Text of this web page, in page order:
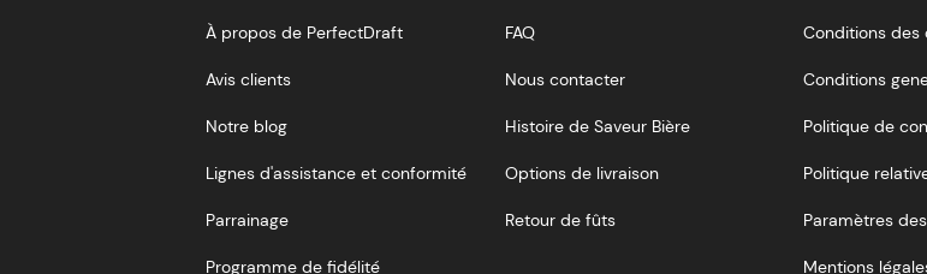
À propos de PerfectDraft
Avis clients
Notre blog
Lignes d'assistance et conformité
Parrainage
Programme de fidélité
FAQ
Nous contacter
Histoire de Saveur Bière
Options de livraison
Retour de fûts
Conditions des
Conditions
Politique de
Politique
Paramètres
Mentions